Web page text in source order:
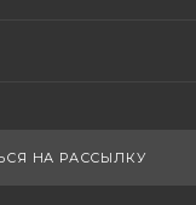
НА РАССЫЛКУ